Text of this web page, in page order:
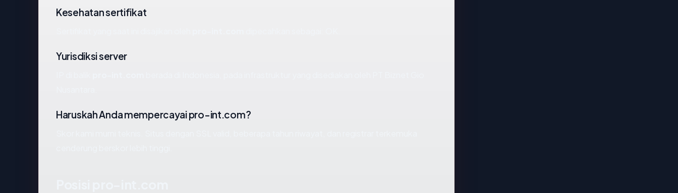
Kesehatan sertifikat
Yurisdiksi server
Haruskah Anda mempercayai pro-int.com?